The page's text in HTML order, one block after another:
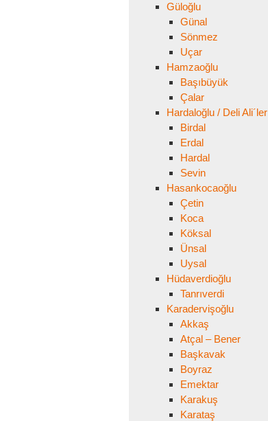
Güloğlu
Günal
Sönmez
Uçar
Hamzaoğlu
Başıbüyük
Çalar
Hardaloğlu / Deli Ali´ler
Birdal
Erdal
Hardal
Sevin
Hasankocaoğlu
Çetin
Koca
Köksal
Ünsal
Uysal
Hüdaverdioğlu
Tanrıverdi
Karadervişoğlu
Akkaş
Atçal – Bener
Başkavak
Boyraz
Emektar
Karakuş
Karataş